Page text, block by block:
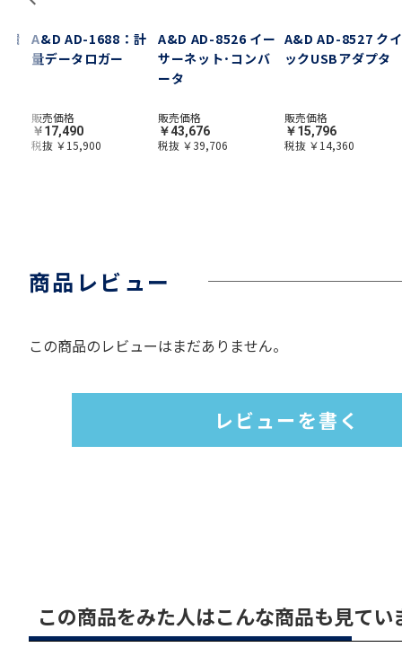
環
A&D AD-1688：計
量データロガー
販売価格
￥17,490
税抜 ￥15,900
A&D AD-8526 イー
サーネット･コンバ
ータ
販売価格
￥43,676
税抜 ￥39,706
A&D AD-8527 クイ
ックUSBアダプタ
販売価格
￥15,796
税抜 ￥14,360
商品レビュー
この商品のレビューはまだありません。
レビューを書く
この商品をみた人はこんな商品も見てい